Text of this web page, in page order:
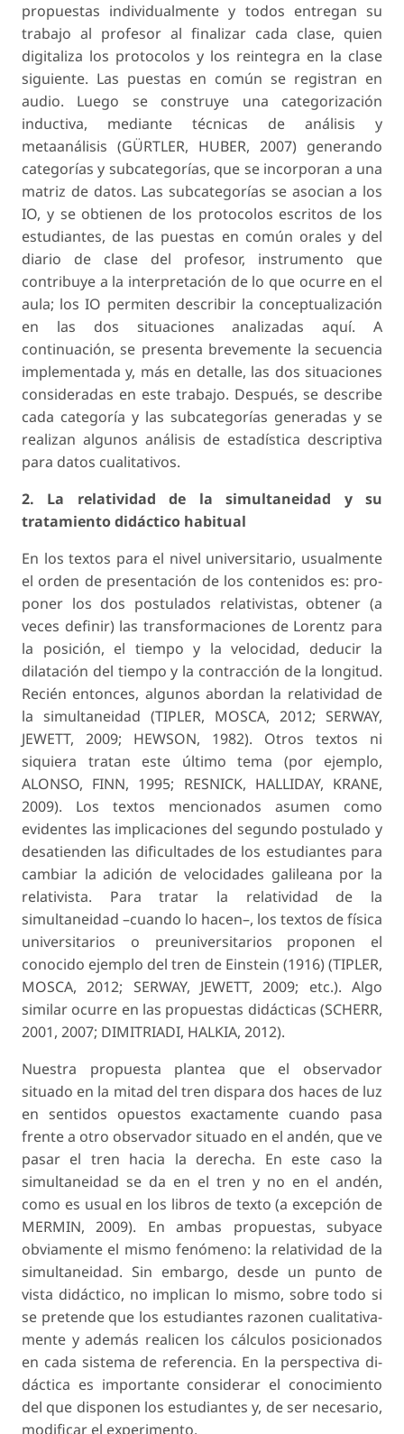
propuestas indivi­dualmente y todos entregan su
trabajo al profesor al finalizar cada clase, quien
digitaliza los protocolos y los reintegra en la clase
siguiente. Las puestas en común se registran en
audio. Luego se construye una categorización
inductiva, mediante técnicas de análisis y
metaanálisis (GÜRTLER, HUBER, 2007) generando
categorías y subcategorías, que se in­corporan a una
matriz de datos. Las subcategorías se asocian a los
IO, y se obtienen de los protocolos escritos de los
estudiantes, de las puestas en común orales y del
diario de clase del profesor, instrumento que
contribuye a la interpretación de lo que ocurre en el
aula; los IO permiten describir la conceptua­lización
en las dos situaciones analizadas aquí. A
continuación, se presenta brevemente la secuencia
implementada y, más en detalle, las dos situaciones
consideradas en este trabajo. Después, se describe
cada categoría y las subcategorías generadas y se
realizan algunos análisis de estadística descriptiva
para datos cualitativos.
2. La relatividad de la simultaneidad y su
tratamiento didáctico habitual
En los textos para el nivel universitario, usualmente
el orden de presentación de los contenidos es: pro­
poner los dos postulados relativistas, obtener (a
veces definir) las transformaciones de Lorentz para
la posi­ción, el tiempo y la velocidad, deducir la
dilatación del tiempo y la contracción de la longitud.
Recién entonces, algunos abordan la relatividad de
la simul­taneidad (TIPLER, MOSCA, 2012; SERWAY,
JEWETT, 2009; HEWSON, 1982). Otros textos ni
siquiera tratan este último tema (por ejemplo,
ALONSO, FINN, 1995; RESNICK, HALLIDAY, KRANE,
2009). Los textos mencionados asumen como
evidentes las implicaciones del segundo postulado y
desatienden las dificultades de los estudiantes para
cambiar la adición de velocidades galileana por la
relativista. Para tratar la relatividad de la
simultaneidad –cuando lo hacen–, los textos de física
universitarios o preuniversitarios proponen el
conocido ejemplo del tren de Einstein (1916) (TIPLER,
MOSCA, 2012; SERWAY, JEWETT, 2009; etc.). Algo
similar ocurre en las propuestas didácticas (SCHERR,
2001, 2007; DIMITRIADI, HALKIA, 2012).
Nuestra propuesta plantea que el observador
situado en la mitad del tren dispara dos haces de luz
en sentidos opuestos exactamente cuando pasa
frente a otro observador situado en el andén, que ve
pasar el tren hacia la derecha. En este caso la
simultaneidad se da en el tren y no en el andén,
como es usual en los libros de texto (a excepción de
MERMIN, 2009). En ambas propuestas, subyace
obviamente el mismo fenómeno: la relatividad de la
simultaneidad. Sin embargo, desde un punto de
vista didáctico, no implican lo mismo, sobre todo si
se pretende que los estudiantes razonen cualitativa-
mente y además realicen los cálculos posicionados
en cada sistema de referencia. En la perspectiva di­
dáctica es importante considerar el conocimiento
del que disponen los estudiantes y, de ser necesario,
modificar el experimento.